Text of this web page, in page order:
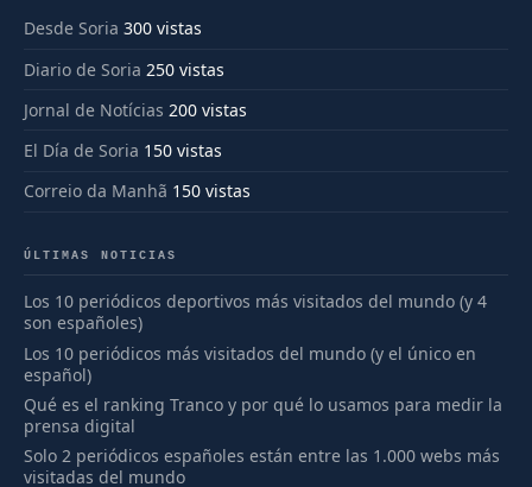
Desde Soria 300 vistas
Diario de Soria 250 vistas
Jornal de Notícias 200 vistas
El Día de Soria 150 vistas
Correio da Manhã 150 vistas
ÚLTIMAS NOTICIAS
Los 10 periódicos deportivos más visitados del mundo (y 4
son españoles)
Los 10 periódicos más visitados del mundo (y el único en
español)
Qué es el ranking Tranco y por qué lo usamos para medir la
prensa digital
Solo 2 periódicos españoles están entre las 1.000 webs más
visitadas del mundo